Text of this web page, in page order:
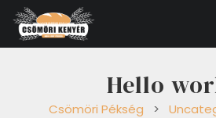
Hello
Csömöri Pékség >